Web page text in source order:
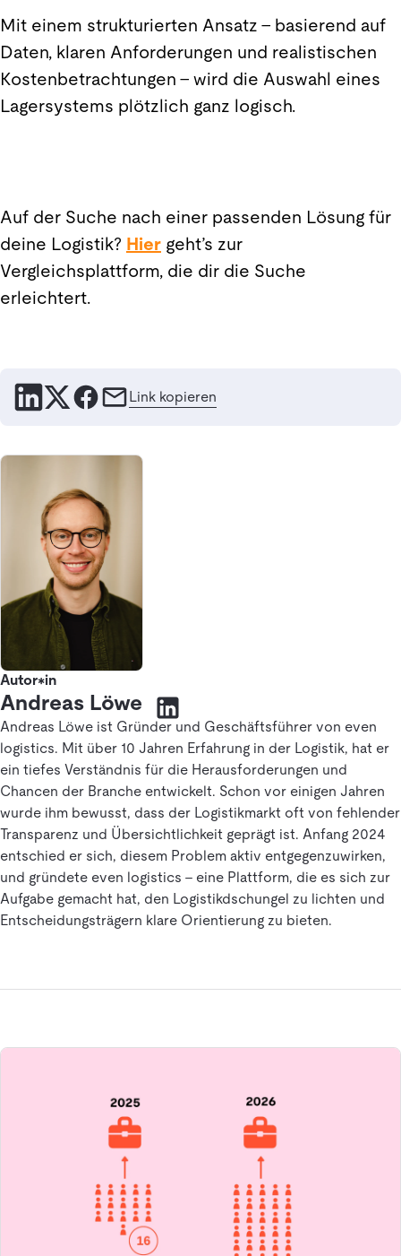
Mit einem strukturierten Ansatz – basierend auf
Daten, klaren Anforderungen und realistischen
Kostenbetrachtungen – wird die Auswahl eines
Lagersystems plötzlich ganz logisch.
Auf der Suche nach einer passenden Lösung für
deine Logistik? Hier geht’s zur
Vergleichsplattform, die dir die Suche
erleichtert.
Link kopieren
Autor*in
Andreas Löwe
Andreas Löwe ist Gründer und Geschäftsführer von even
logistics. Mit über 10 Jahren Erfahrung in der Logistik, hat er
ein tiefes Verständnis für die Herausforderungen und
Chancen der Branche entwickelt. Schon vor einigen Jahren
wurde ihm bewusst, dass der Logistikmarkt oft von fehlender
Transparenz und Übersichtlichkeit geprägt ist. Anfang 2024
entschied er sich, diesem Problem aktiv entgegenzuwirken,
und gründete even logistics – eine Plattform, die es sich zur
Aufgabe gemacht hat, den Logistikdschungel zu lichten und
Entscheidungsträgern klare Orientierung zu bieten.